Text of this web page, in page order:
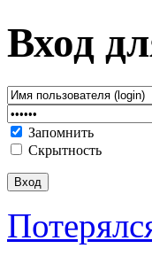
Вход
Запомнить
Скрытность